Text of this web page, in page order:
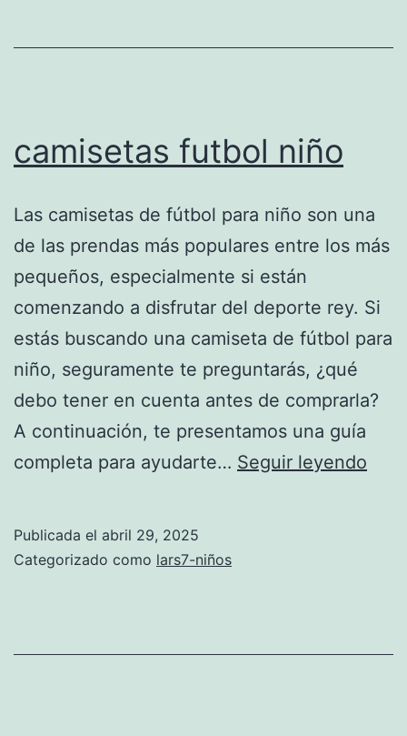
camisetas futbol niño
Las camisetas de fútbol para niño son una
de las prendas más populares entre los más
pequeños, especialmente si están
comenzando a disfrutar del deporte rey. Si
estás buscando una camiseta de fútbol para
niño, seguramente te preguntarás, ¿qué
debo tener en cuenta antes de comprarla?
A continuación, te presentamos una guía
completa para ayudarte… Seguir leyendo
Publicada el abril 29, 2025
Categorizado como lars7-niños